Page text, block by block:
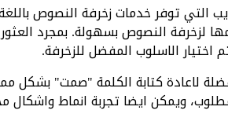
التي توفر خدمات زخرفة النصوص
لزخرفة النصوص بسهولة. بمجرد
الاسلوب المفضل للزخرفة.
لاعادة كتابة الكلمة "صمت" بشكل
ويمكن ايضا تجربة انماط